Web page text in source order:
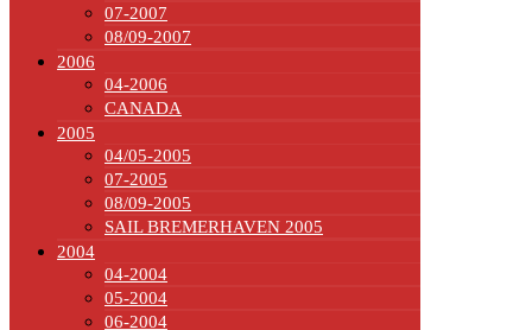
07-2007
08/09-2007
2006
04-2006
CANADA
2005
04/05-2005
07-2005
08/09-2005
SAIL BREMERHAVEN 2005
2004
04-2004
05-2004
06-2004